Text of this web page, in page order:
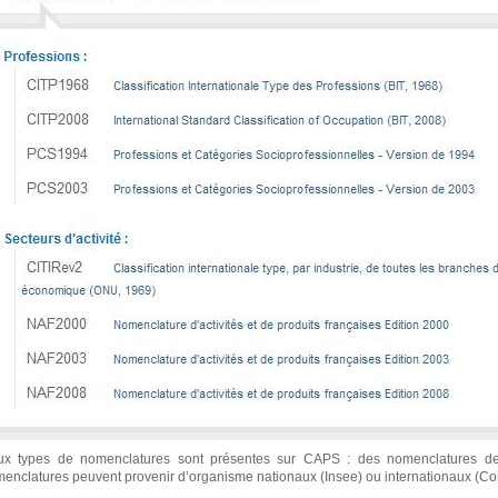
types de nomenclatures sont présentes sur CAPS : des nomenclatures
peuvent provenir d’organisme nationaux (Insee) ou internationaux